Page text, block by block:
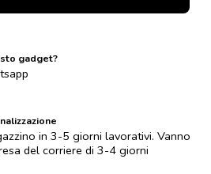
gadget?
in 3-5 giorni lavorativi. Vanno
del corriere di 3-4 giorni